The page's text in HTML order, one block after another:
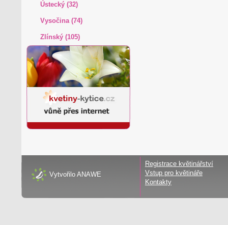
Ústecký (32)
Vysočina (74)
Zlínský (105)
Vytvořilo ANAWE
Registrace květinářství
Vstup pro květináře
Kontakty